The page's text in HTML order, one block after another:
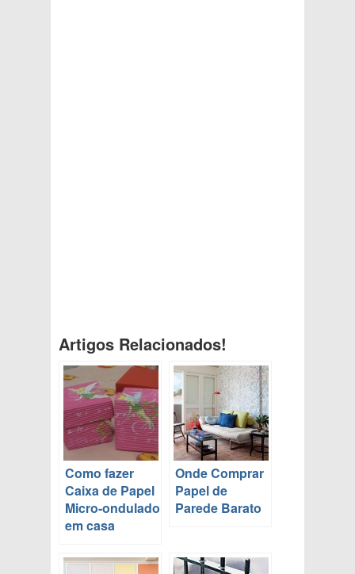
Artigos Relacionados!
Como fazer
Caixa de Papel
Micro-ondulado
em casa
Onde Comprar
Papel de
Parede Barato